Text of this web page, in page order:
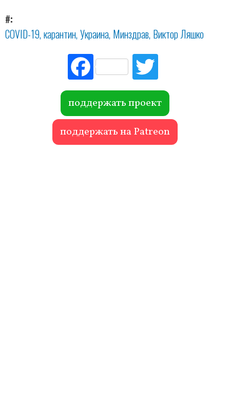
#
COVID-19 карантин Украина Минздрав Виктор Ляшко
Fac
ebo
ok r
поддержать проект
поддержать на Patreon